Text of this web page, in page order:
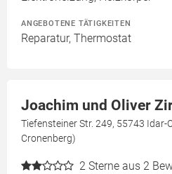
ANGEBOTENE TÄTIGKEITEN
Reparatur, Thermostat
Joachim und Oliver
Tiefensteiner Str. 249, 55743 Idar-
Cronenberg)
2 Sterne aus 2